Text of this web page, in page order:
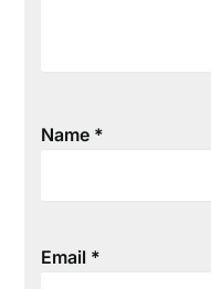
Name *
Email *